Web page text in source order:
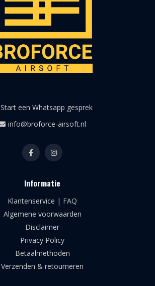
Start een Whatsapp gesprek
info@broforce-airsoft.nl
Informatie
Klantenservice | FAQ
Algemene voorwaarden
Disclaimer
Privacy Policy
Betaalmethoden
Verzenden & retourneren